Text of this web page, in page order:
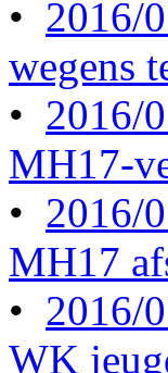
• 2016/
wegens
• 2016/
MH17-
• 2016/
MH17
• 2016/
WK